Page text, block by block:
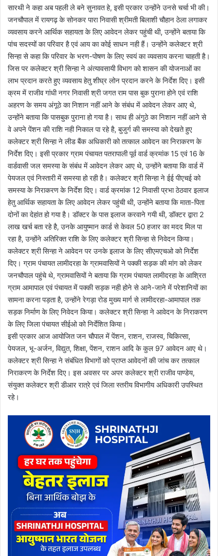
सारथी ने कहा अब पहली ले बने सुनावत हे, इसी प्रकार उन्होंने उनसे चर्चा भी की।
जनचौपाल में रायगढ़ के सोनकर पारा निवासी श्रीमती बिलाशी चौहान ठेला लगाकर
व्यवसाय करने आर्थिक सहायता के लिए आवेदन लेकर पहुंची थी, उन्होंने बताया कि
पांच सदस्यों का परिवार है एवं आय का कोई साधन नही हैं। उन्होंने कलेक्टर श्री
सिन्हा से कहा कि परिवार के भरण-पोषण के लिए स्वयं का व्यवसाय करना चाहती है।
जिस पर कलेक्टर श्री सिन्हा ने अंत्यावसायी विभाग को शासन की योजनाओं का
लाभ प्रदान करते हुए व्यवसाय हेतु शीघ्र लोन प्रदान करने के निर्देश दिए। इसी
क्रम में राजीव गांधी नगर निवासी श्री जगत राम पास बुक पुराना होने एवं राशि
अहरण के समय अंगूठे का निशान नहीं आने के संबंध में आवेदन लेकर आए थे,
उन्होंने बताया कि पासबुक पुराना हो गया है। साथ ही अंगुठे का निशान नहीं आने से
वे अपने पेंशन की राशि नही निकाल पा रहे है, बुजुर्ग की समस्या को देखते हुए
कलेक्टर श्री सिन्हा ने लीड बैंक अधिकारी को तत्काल आवेदन का निराकरण के
निर्देश दिए। इसी प्रकार ग्राम पंचायत पतरापाली पूर्व वार्ड क्रमांक 15 एवं 16 के
वार्डवासी जल समस्या के संबंध में आवेदन लेकर आए थे, उन्होंने बताया कि वार्ड में
पेयजल एवं निस्तारी में समस्या हो रही है। कलेक्टर श्री सिन्हा ने ईई पीएचई को
समस्या के निराकरण के निर्देश दिए। वार्ड क्रमांक 12 निवासी प्रभा ठेठवार इलाज
हेतु आर्थिक सहायता के लिए आवेदन लेकर पहुंची थी, उन्होंने बताया कि माता-पिता
दोनों का देहांत हो गया है। डॉक्टर के पास इलाज करवाने गयी थी, डॉक्टर द्वारा 2
लाख खर्च बता रहे है, उनके आयुष्मान कार्ड से केवल 50 हजार का मदद मिल पा
रहा है, उन्होंने अतिरिक्त राशि के लिए कलेक्टर श्री सिन्हा से निवेदन किया।
कलेक्टर श्री सिन्हा ने आवेदन पर उनके इलाज के लिए सीएमएचओ को निर्देश
दिए। ग्राम पंचायत लामीदरहा के ग्रामवासियों ने पक्की सड़क की मांग को लेकर
जनचौपाल पहुंचे थे, ग्रामवासियों ने बताया कि ग्राम पंचायत लामीदरहा के आश्रित
ग्राम आमापाल एवं पंचायत में पक्की सड़क नही होने से आने-जाने में परेशानियों का
सामना करना पड़ता है, उन्होंने रेगड़ा रोड मुख्य मार्ग से लामीदरहा-आमापाल तक
सड़क निर्माण के लिए निवेदन किया। कलेक्टर श्री सिन्हा ने आवेदन के निराकरण
के लिए जिला पंचायत सीईओ को निर्देशित किया।
इसी प्रकार आज आयोजित जन चौपाल में पेंशन, राशन, राजस्व, चिकित्सा,
पेयजल, भू-अर्जन, विद्युत, शिक्षा, पेंशन, राशन आदि के कुल 97 आवेदन आए थे।
कलेक्टर श्री सिन्हा ने संबंधित विभागों को प्राप्त आवेदनों की जांच कर तत्काल
निराकरण के निर्देश दिए। इस अवसर पर अपर कलेक्टर श्री राजीव पाण्डेय,
संयुक्त कलेक्टर श्री डीआर रात्रे एवं जिला स्तरीय विभागीय अधिकारी उपस्थित
रहे।